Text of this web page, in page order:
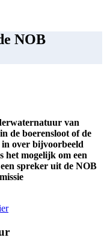
NOB
van
de boerensloot of de
in over bijvoorbeeld
het mogelijk om een
spreker uit de NOB